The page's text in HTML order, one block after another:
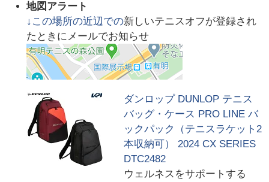
地図アラート
↓この場所の近辺での新しいテニスオフが登録され
たときにメールでお知らせ
ダンロップ DUNLOP テニス
バッグ・ケース PRO LINE バ
ックパック（テニスラケット2
本収納可） 2024 CX SERIES
DTC2482
ウェルネスをサポートする